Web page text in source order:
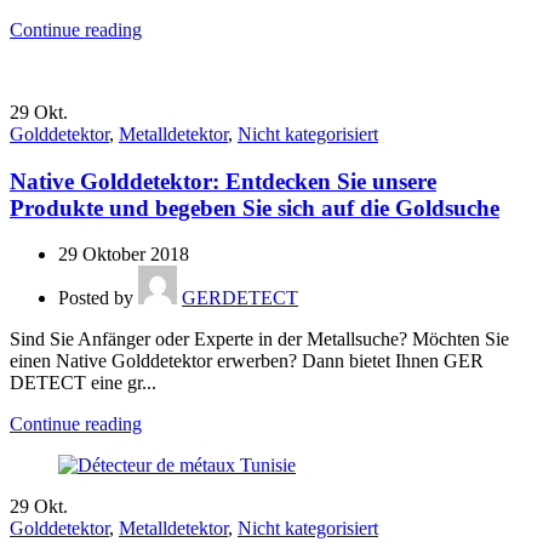
Continue reading
29 Okt.
Golddetektor, Metalldetektor, Nicht kategorisiert
Native Golddetektor: Entdecken Sie unsere
Produkte und begeben Sie sich auf die Goldsuche
29 Oktober 2018
Posted by
GERDETECT
Sind Sie Anfänger oder Experte in der Metallsuche? Möchten Sie
einen Native Golddetektor erwerben? Dann bietet Ihnen GER
DETECT eine gr...
Continue reading
29 Okt.
Golddetektor, Metalldetektor, Nicht kategorisiert